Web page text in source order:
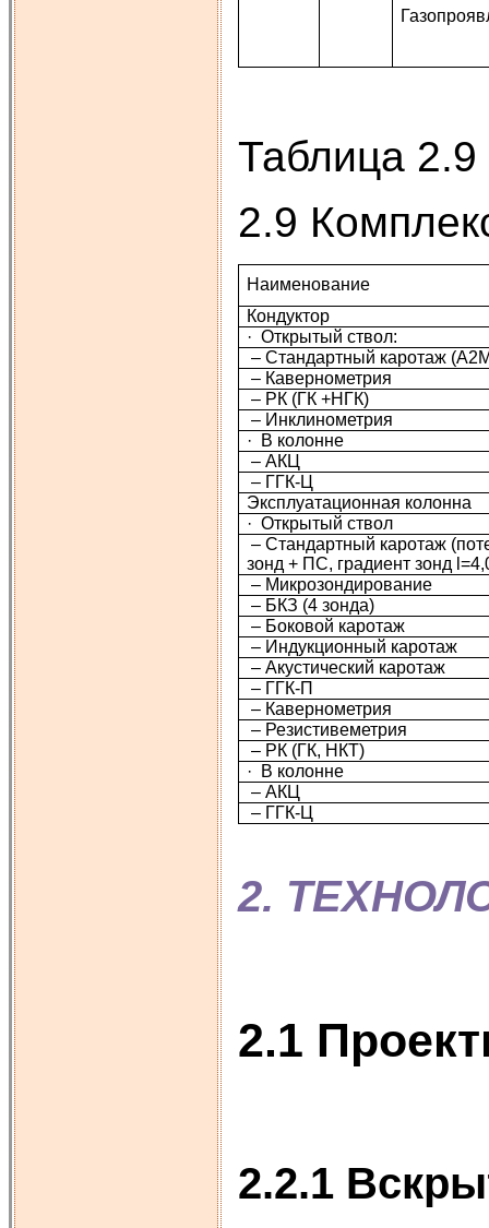
Таблица 2.9
2.9
Наименование
Кондуктор
· Открытый ствол:
– Стандартный каротаж
– Кавернометрия
– РК (ГК +НГК)
– Инклинометрия
· В колонне
– АКЦ
– ГГК-Ц
Эксплуатационная колонна
· Открытый ствол
– Стандартный каротаж
зонд + ПС, градиент зонд
– Микрозондирование
– БКЗ (4 зонда)
– Боковой каротаж
– Индукционный каротаж
– Акустический каротаж
– ГГК-П
– Кавернометрия
– Резистивеметрия
– РК (ГК, НКТ)
· В колонне
– АКЦ
– ГГК-Ц
2.
2.1
2.2.1